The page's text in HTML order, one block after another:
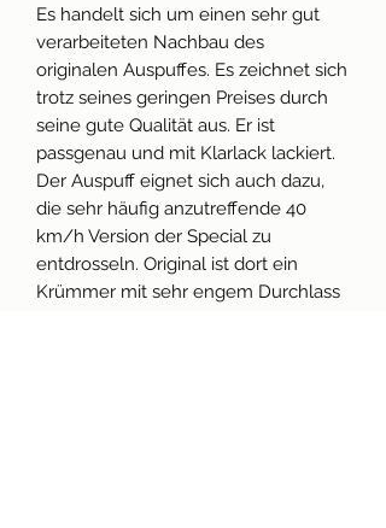
Es handelt sich um einen sehr gut
verarbeiteten Nachbau des
originalen Auspuffes. Es zeichnet sich
trotz seines geringen Preises durch
seine gute Qualität aus. Er ist
passgenau und mit Klarlack lackiert.
Der Auspuff eignet sich auch dazu,
die sehr häufig anzutreffende 40
km/h Version der Special zu
entdrosseln. Original ist dort ein
Krümmer mit sehr engem Durchlass